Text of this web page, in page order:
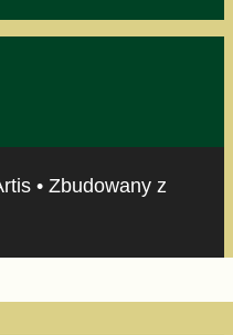
• Zbudowany z